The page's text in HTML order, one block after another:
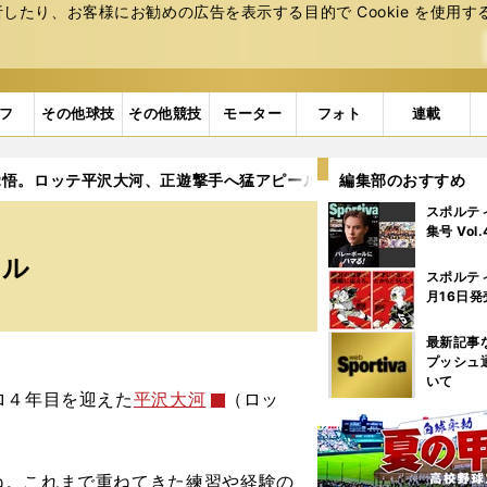
たり、お客様にお勧めの広告を表⽰する⽬的で Cookie を使⽤す
その他球技 その他競技 モーター フォト 連載
。ロッテ平沢大河、正遊撃手へ猛アピール
年目を迎えた平沢大河 （ロッ
これまで重ねてきた練習や経験の
編集部のおすすめ
スポル
集号
スポル
月16日発
最新記
プッシュ
いて